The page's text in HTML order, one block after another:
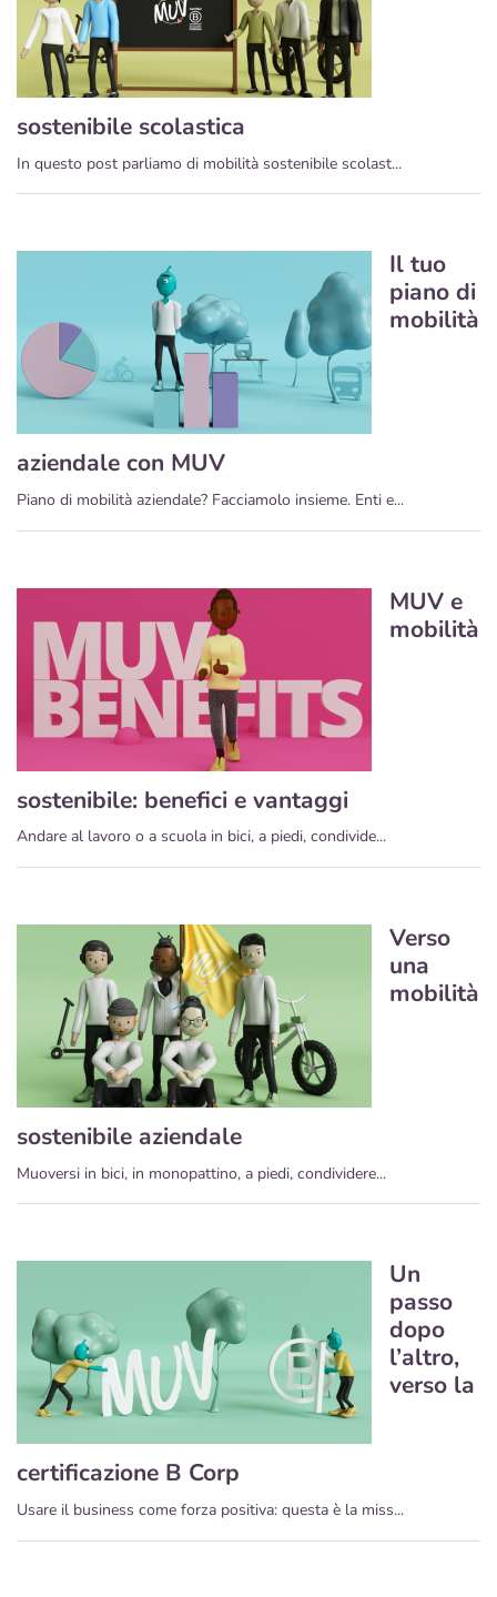
sostenibile scolastica
In questo post parliamo di mobilità sostenibile scolast...
Il tuo
piano di
mobilità
aziendale con MUV
Piano di mobilità aziendale? Facciamolo insieme. Enti e...
MUV e
mobilità
sostenibile: benefici e vantaggi
Andare al lavoro o a scuola in bici, a piedi, condivide...
Verso
una
mobilità
sostenibile aziendale
Muoversi in bici, in monopattino, a piedi, condividere...
Un
passo
dopo
l’altro,
verso la
certificazione B Corp
Usare il business come forza positiva: questa è la miss...